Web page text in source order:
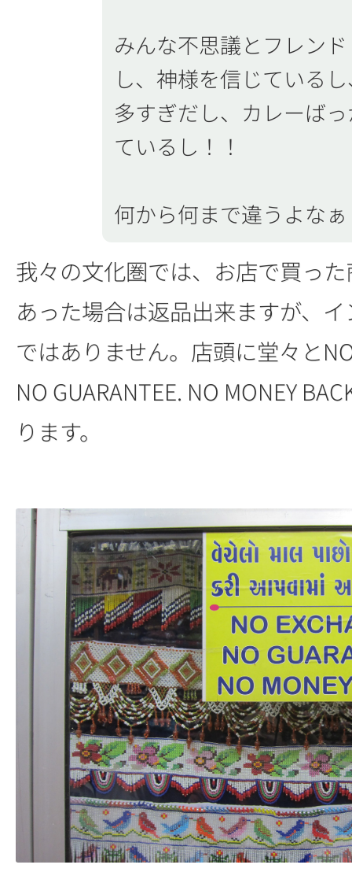
みんな不思議とフレン
し、神様を信じている
多すぎだし、カレーば
ているし！！
何から何まで違うよなぁ
我々の文化圏では、お店で買っ
あった場合は返品出来ますが、
ではありません。店頭に堂々と
NO GUARANTEE. NO MONEY
ります。